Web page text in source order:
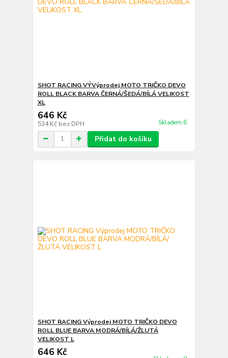
SHOT RACING VÝVýprodej MOTO TRIČKO DEVO
ROLL BLACK BARVA ČERNÁ/ŠEDÁ/BÍLÁ VELIKOST
XL
646 Kč
534 Kč bez DPH Skladem 6
Přidat do košíku
SHOT RACING Výprodej MOTO TRIČKO DEVO
ROLL BLUE BARVA MODRÁ/BÍLÁ/ŽLUTÁ
VELIKOST L
646 Kč